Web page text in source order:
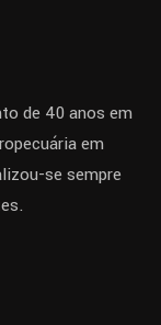
de 40 anos em
em
se sempre